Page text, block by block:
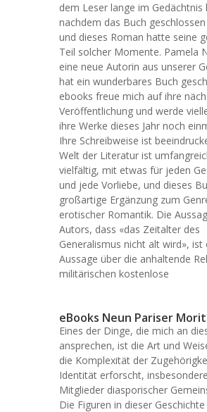
dem Leser lange im Gedächtnis
nachdem das Buch
und dieses Roman hatte seine
Teil solcher Momente. Pamela
eine neue Autorin aus unserer
hat ein wunderbares Buch
ebooks freue mich auf ihre
Veröffentlichung und werde
ihre Werke dieses Jahr noch
Ihre Schreibweise ist
Welt der Literatur ist
vielfältig, mit etwas für jeden
und jede Vorliebe, und dieses
großartige Ergänzung zum
erotischer Romantik. Die
Autors, dass «das Zeitalter des
Generalismus nicht alt wird», ist
Aussage über die anhaltende
militärischen kostenlose
eBooks Neun Pariser
Eines der Dinge, die mich an
ansprechen, ist die Art und
die Komplexität der
Identität erforscht,
Mitglieder diasporischer
Die Figuren in dieser Geschichte